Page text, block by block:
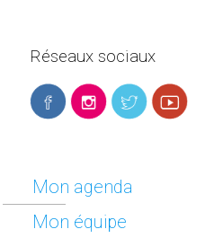
Réseaux sociaux
Mon agenda
Mon équipe